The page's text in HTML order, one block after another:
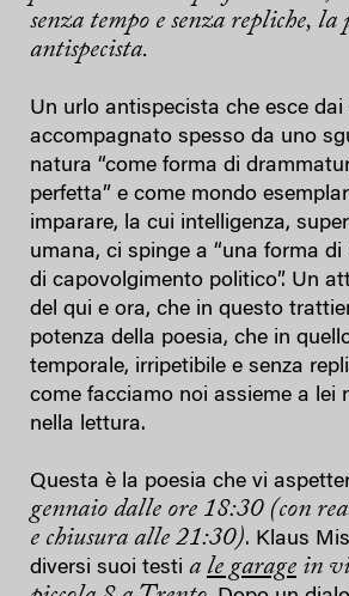
senza tempo e senza repliche, la
antispecista.
Un urlo antispecista che esce
accompagnato spesso da uno
natura “come forma di
perfetta” e come mondo
imparare, la cui intelligenza,
umana, ci spinge a “una forma
di capovolgimento politico”. Un
del qui e ora, che in questo
potenza della poesia, che in
temporale, irripetibile e senza
come facciamo noi assieme a lei
nella lettura.
Questa è la poesia che vi
gennaio dalle ore 18:30 (con
e chiusura alle 21:30). Klaus
diversi suoi testi a le garage in